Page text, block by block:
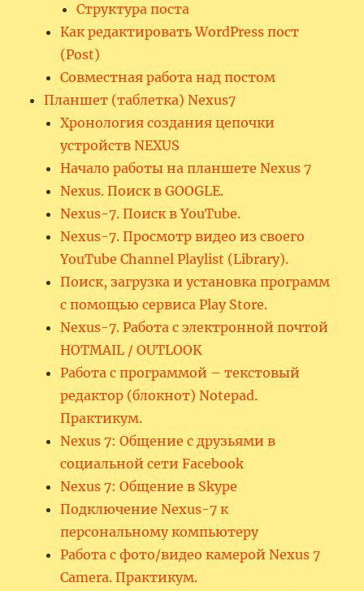
Структура поста
Как редактировать WordPress пост
(Post)
Совместная работа над постом
Планшет (таблетка) Nexus7
Хронология создания цепочки
устройств NEXUS
Начало работы на планшете Nexus 7
Nexus. Поиск в GOOGLE.
Nexus-7. Поиск в YouTube.
Nexus-7. Просмотр видео из своего
YouTube Channel Playlist (Library).
Поиск, загрузка и установка программ
с помощью сервиса Play Store.
Nexus-7. Работа с электронной почтой
HOTMAIL / OUTLOOK
Работа с программой – текстовый
редактор (блокнот) Notepad.
Практикум.
Nexus 7: Общение с друзьями в
социальной сети Facebook
Nexus 7: Общение в Skype
Подключение Nexus-7 к
персональному компьютеру
Работа с фото/видео камерой Nexus 7
Camera. Практикум.